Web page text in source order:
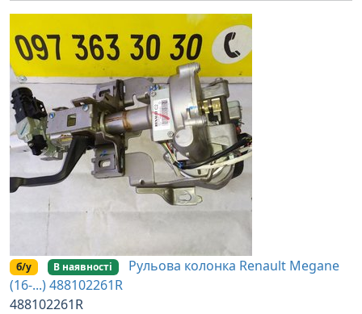
б/у В наявності
Рульова колонка Renault Megane
(16-...) 488102261R
488102261R